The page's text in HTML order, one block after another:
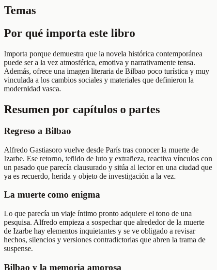
Temas
Por qué importa este libro
Importa porque demuestra que la novela histórica contemporánea
puede ser a la vez atmosférica, emotiva y narrativamente tensa.
Además, ofrece una imagen literaria de Bilbao poco turística y muy
vinculada a los cambios sociales y materiales que definieron la
modernidad vasca.
Resumen por capítulos o partes
Regreso a Bilbao
Alfredo Gastiasoro vuelve desde París tras conocer la muerte de
Izarbe. Ese retorno, teñido de luto y extrañeza, reactiva vínculos con
un pasado que parecía clausurado y sitúa al lector en una ciudad que
ya es recuerdo, herida y objeto de investigación a la vez.
La muerte como enigma
Lo que parecía un viaje íntimo pronto adquiere el tono de una
pesquisa. Alfredo empieza a sospechar que alrededor de la muerte
de Izarbe hay elementos inquietantes y se ve obligado a revisar
hechos, silencios y versiones contradictorias que abren la trama de
suspense.
Bilbao y la memoria amorosa